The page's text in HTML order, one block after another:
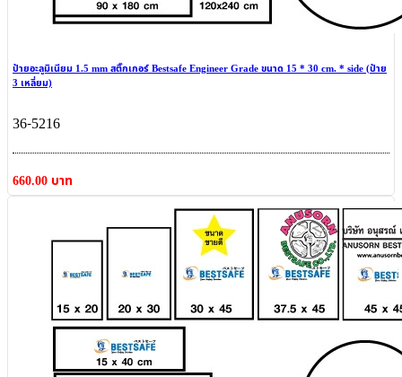
ป้ายอะลูมิเนียม 1.5 mm สติ๊กเกอร์ Bestsafe Engineer Grade ขนาด 15 * 30 cm. * side (ป้าย
3 เหลี่ยม)
36-5216
660.00 บาท